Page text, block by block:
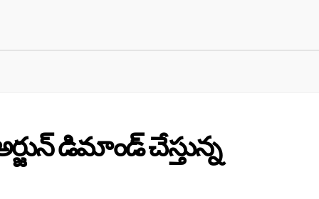
డిమాండ్ చేస్తున్న